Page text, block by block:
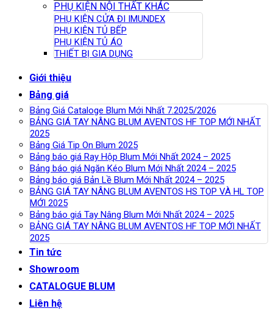
PHỤ KIỆN NỘI THẤT KHÁC
PHỤ KIỆN CỬA ĐI IMUNDEX
PHỤ KIỆN TỦ BẾP
PHỤ KIỆN TỦ ÁO
THIẾT BỊ GIA DỤNG
Giới thiệu
Bảng giá
Bảng Giá Cataloge Blum Mới Nhất 7.2025/2026
BẢNG GIÁ TAY NÂNG BLUM AVENTOS HF TOP MỚI NHẤT
2025
Bảng Giá Tip On Blum 2025
Bảng báo giá Ray Hộp Blum Mới Nhất 2024 – 2025
Bảng báo giá Ngăn Kéo Blum Mới Nhất 2024 – 2025
Bảng báo giá Bản Lề Blum Mới Nhất 2024 – 2025
BẢNG GIÁ TAY NÂNG BLUM AVENTOS HS TOP VÀ HL TOP
MỚI 2025
Bảng báo giá Tay Nâng Blum Mới Nhất 2024 – 2025
BẢNG GIÁ TAY NÂNG BLUM AVENTOS HF TOP MỚI NHẤT
2025
Tin tức
Showroom
CATALOGUE BLUM
Liên hệ